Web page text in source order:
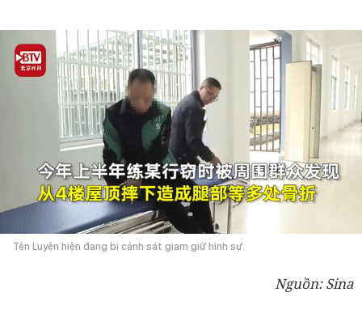
Tên Luyện hiện đang bị cảnh sát giam giữ hình sự.
Nguồn: Sina